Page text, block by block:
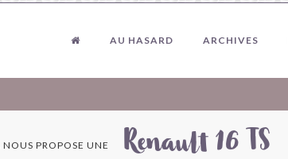
AU HASARD ARCHIVES
NOUS PROPOSE UNE Renault 16 TS